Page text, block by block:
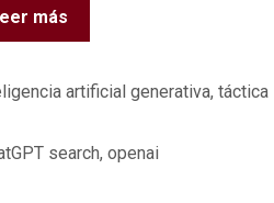
más
artificial generativa, táctica
search, openai